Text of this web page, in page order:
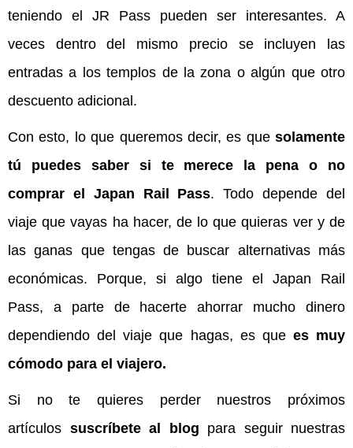
teniendo el JR Pass pueden ser interesantes. A
veces dentro del mismo precio se incluyen las
entradas a los templos de la zona o algún que otro
descuento adicional.
Con esto, lo que queremos decir, es que solamente
tú puedes saber si te merece la pena o no
comprar el Japan Rail Pass. Todo depende del
viaje que vayas ha hacer, de lo que quieras ver y de
las ganas que tengas de buscar alternativas más
económicas. Porque, si algo tiene el Japan Rail
Pass, a parte de hacerte ahorrar mucho dinero
dependiendo del viaje que hagas, es que es muy
cómodo para el viajero.
Si no te quieres perder nuestros próximos
artículos suscríbete al blog para seguir nuestras